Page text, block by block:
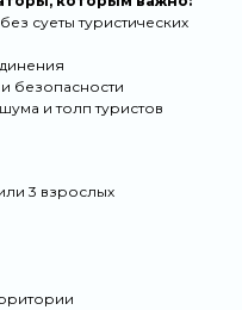
суеты туристических
безопасности
и толп туристов
3 взрослых
и
—